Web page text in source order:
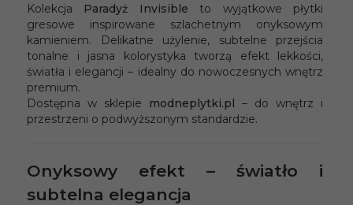
Kolekcja Paradyż Invisible to wyjątkowe płytki
gresowe inspirowane szlachetnym onyksowym
kamieniem. Delikatne użylenie, subtelne przejścia
tonalne i jasna kolorystyka tworzą efekt lekkości,
światła i elegancji – idealny do nowoczesnych wnętrz
premium.
Dostępna w sklepie
modneplytki.pl – do wnętrz i
przestrzeni o podwyższonym standardzie.
Onyksowy efekt – światło i
subtelna elegancja